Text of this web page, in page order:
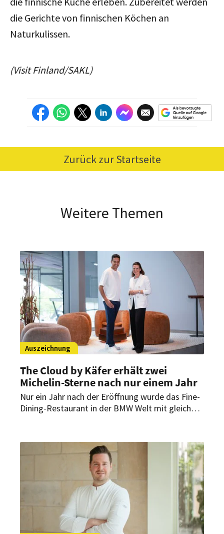
die Gerichte von finnischen Köchen an
Naturkulissen.
(Visit Finland/SAKL)
Zurück zur Startseite
Weitere Themen
Auszeichnung
The Cloud by Käfer erhält zwei
Michelin-Sterne nach nur einem Jahr
Nur ein Jahr nach der Eröffnung wurde das Fine-
Dining-Restaurant in der BMW Welt mit gleich
Küchenchef Jens Madsen und seinem Team, das
internationale Einflüsse mit präzisem Handwerk